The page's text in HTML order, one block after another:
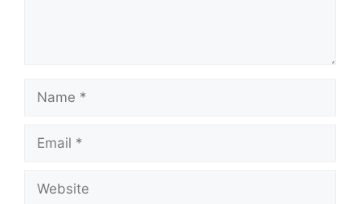
Name
Email
Website